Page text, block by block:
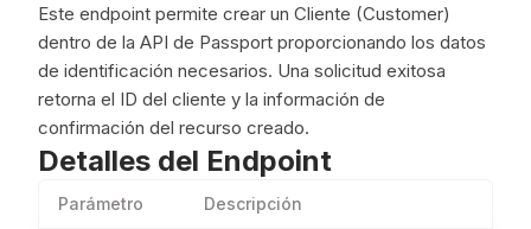
Este endpoint permite crear un Cliente (Customer)
dentro de la API de Passport proporcionando los datos
de identificación necesarios. Una solicitud exitosa
retorna el ID del cliente y la información de
confirmación del recurso creado.
Detalles del Endpoint
Parámetro Descripción